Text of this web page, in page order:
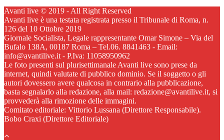
Avanti live © 2019 - All Right Reserved
Avanti live è una testata registrata presso il Tribunale di Roma, n.
126 del 10 Ottobre 2019
Giornale Socialista, Legale rappresentante Omar Simone – Via del
Bufalo 138A, 00187 Roma – Tel.06. 8841463 - Email:
info@avantilive.it - P.Iva: 11058950962
Le foto presenti sul plurisettimanale Avanti live sono prese da
internet, quindi valutate di pubblico dominio. Se il soggetto o gli
autori dovessero avere qualcosa in contrario alla pubblicazione,
basta segnalarlo alla redazione, alla mail: redazione@avantilive.it, si
provvederà alla rimozione delle immagini.
Comitato editoriale: Vittorio Lussana (Direttore Responsabile).
Bobo Craxi (Direttore Editoriale)